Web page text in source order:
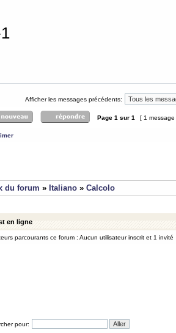
Afficher les messages précédents:
Page 1 sur 1 [ 1
du forum » Italiano » Calcolo
en ligne
parcourants ce forum : Aucun utilisateur inscrit et 1 invité
pour: